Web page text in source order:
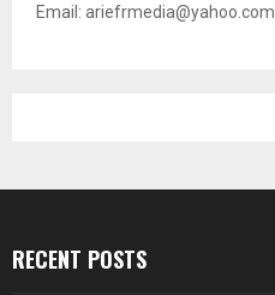
Email: ariefrmedia@yahoo.com
RECENT POSTS